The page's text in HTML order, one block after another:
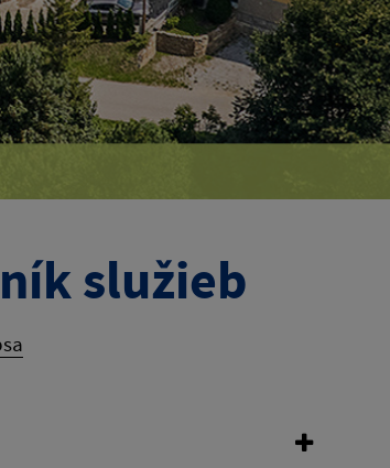
služieb